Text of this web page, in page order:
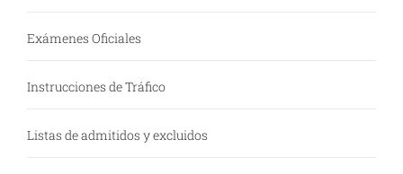
Exámenes Oficiales
Instrucciones de Tráfico
Listas de admitidos y excluidos